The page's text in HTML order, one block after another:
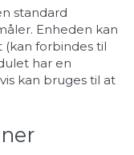
standard
Enheden kan
forbindes til
har en
kan bruges til at